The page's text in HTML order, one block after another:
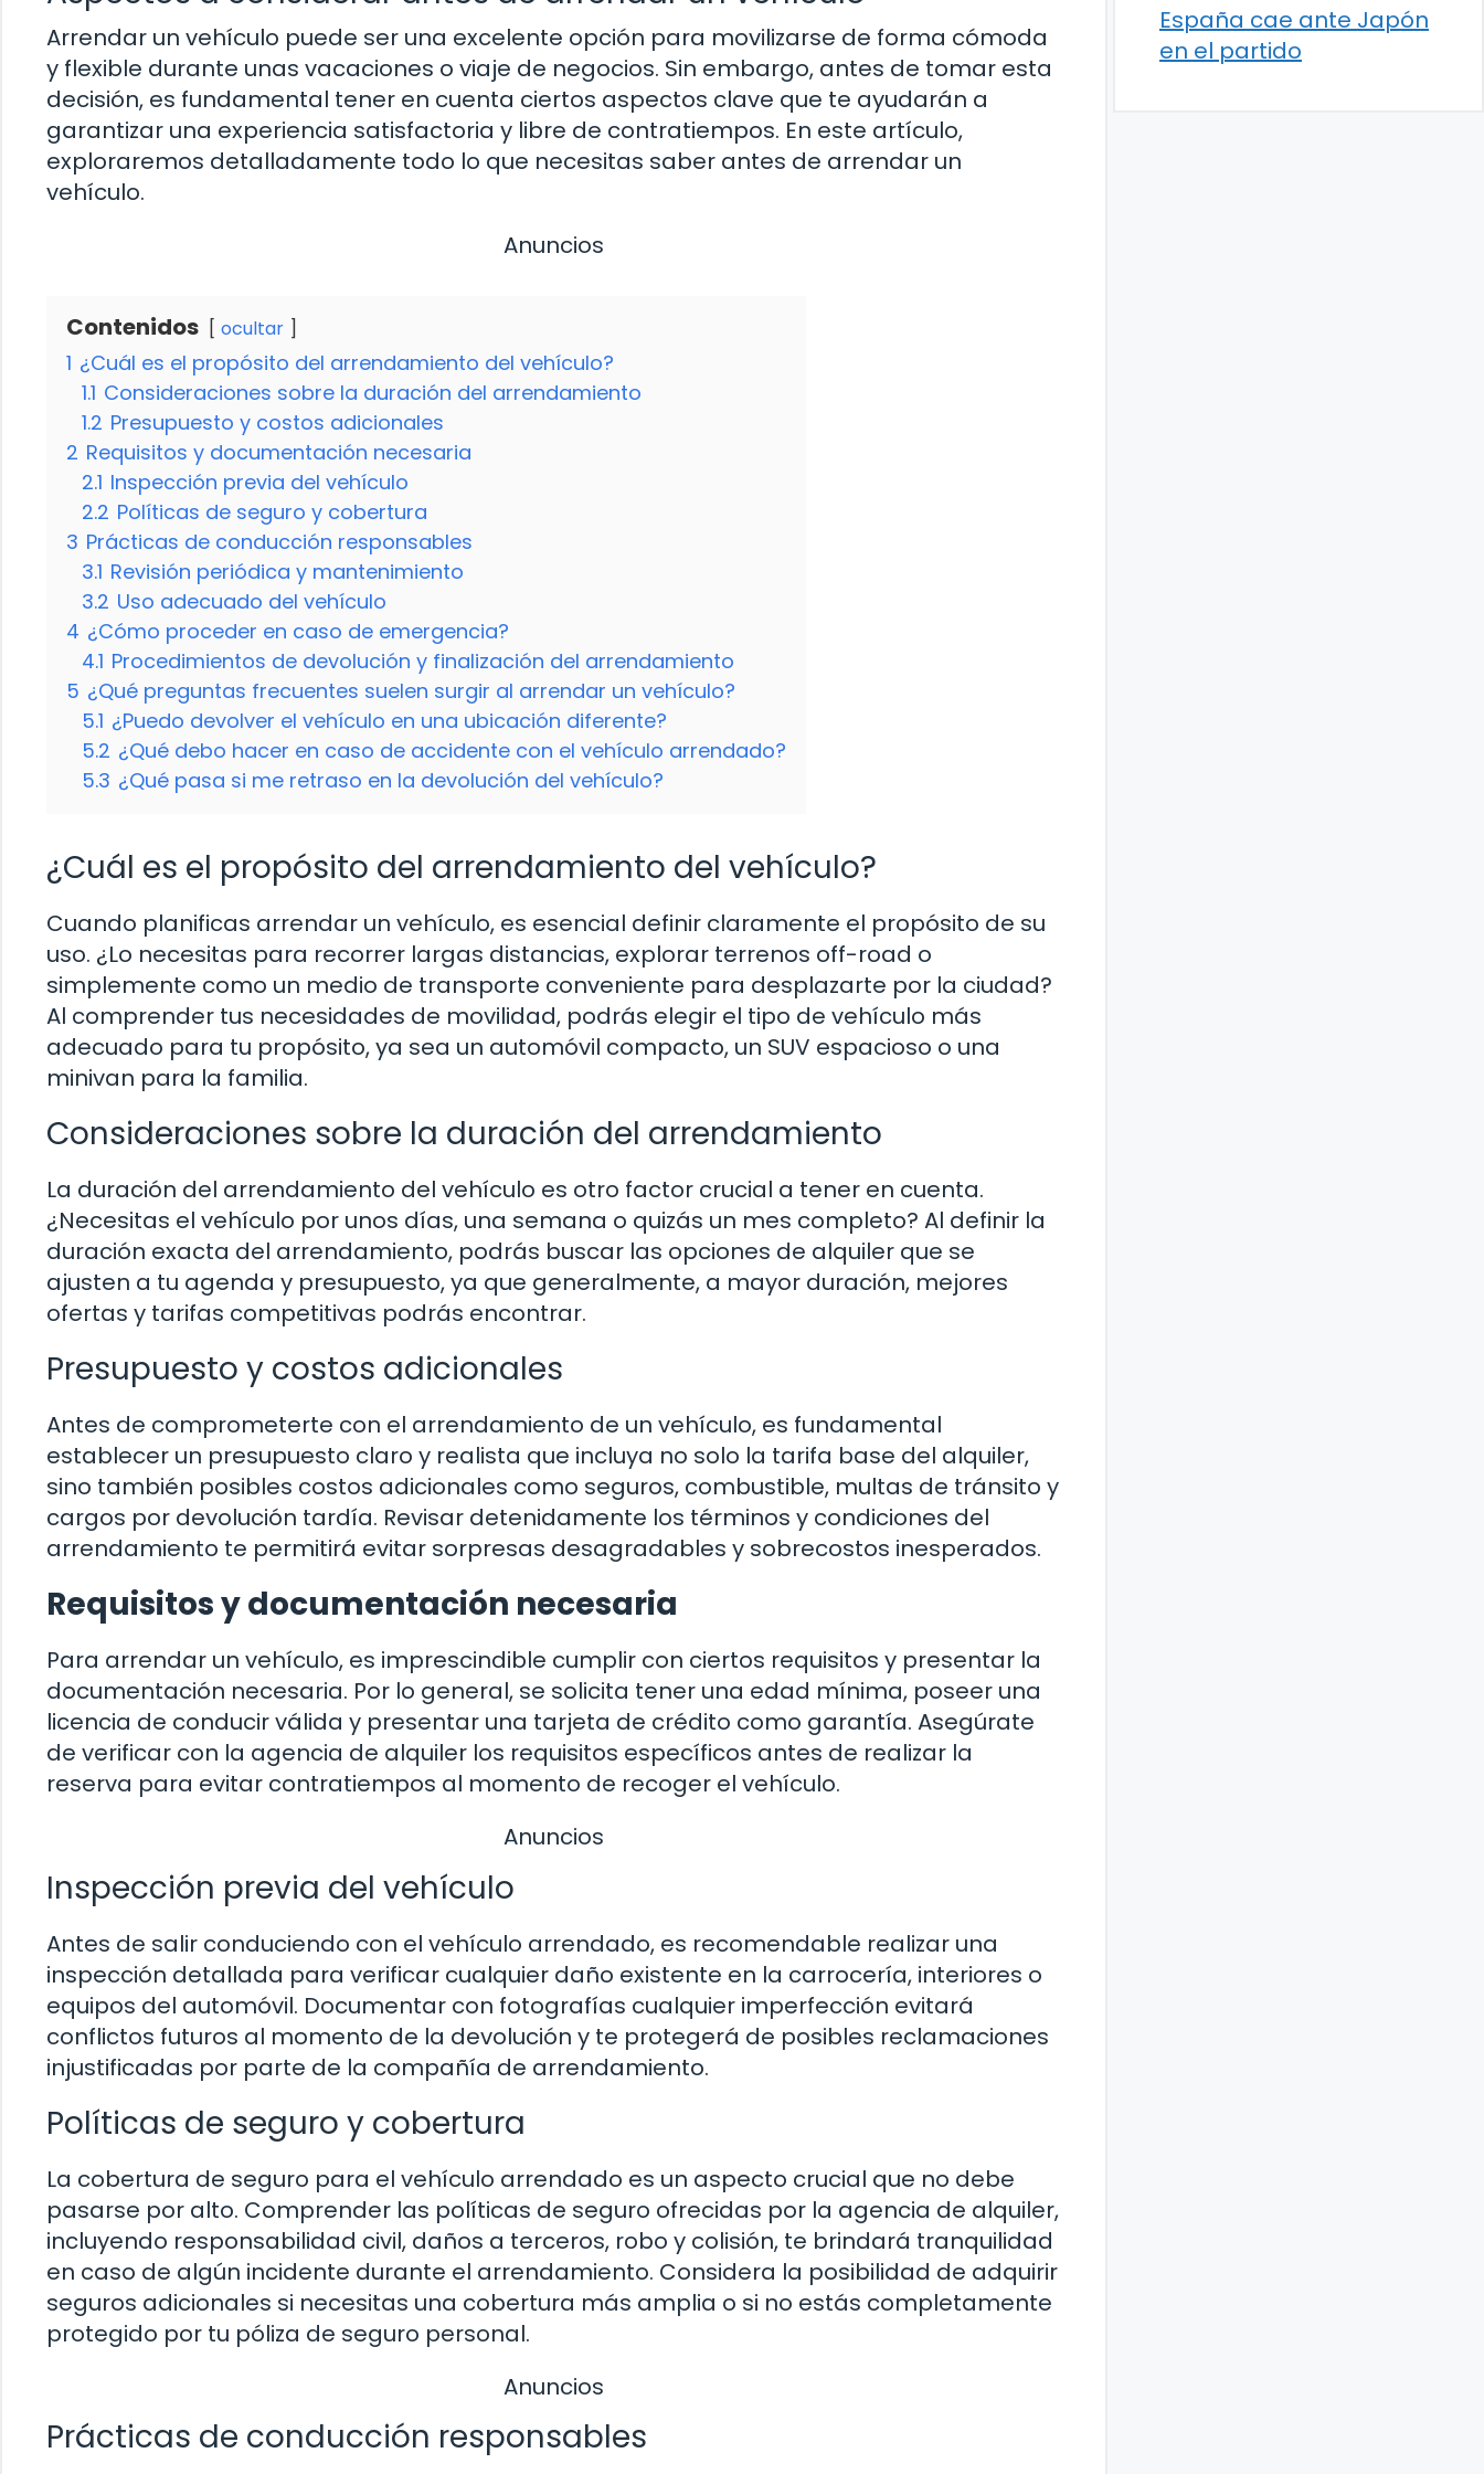
Arrendar un vehículo puede ser una excelente opción para movilizarse de forma cómoda
y flexible durante unas vacaciones o viaje de negocios. Sin embargo, antes de tomar esta
decisión, es fundamental tener en cuenta ciertos aspectos clave que te ayudarán a
garantizar una experiencia satisfactoria y libre de contratiempos. En este artículo,
exploraremos detalladamente todo lo que necesitas saber antes de arrendar un
vehículo.
Anuncios
Contenidos ocultar
1 ¿Cuál es el propósito del arrendamiento del vehículo?
1.1 Consideraciones sobre la duración del arrendamiento
1.2 Presupuesto y costos adicionales
2 Requisitos y documentación necesaria
2.1 Inspección previa del vehículo
2.2 Políticas de seguro y cobertura
3 Prácticas de conducción responsables
3.1 Revisión periódica y mantenimiento
3.2 Uso adecuado del vehículo
4 ¿Cómo proceder en caso de emergencia?
4.1 Procedimientos de devolución y finalización del arrendamiento
5 ¿Qué preguntas frecuentes suelen surgir al arrendar un vehículo?
5.1 ¿Puedo devolver el vehículo en una ubicación diferente?
5.2 ¿Qué debo hacer en caso de accidente con el vehículo arrendado?
5.3 ¿Qué pasa si me retraso en la devolución del vehículo?
¿Cuál es el propósito del arrendamiento del vehículo?
Cuando planificas arrendar un vehículo, es esencial definir claramente el propósito de su
uso. ¿Lo necesitas para recorrer largas distancias, explorar terrenos off-road o
simplemente como un medio de transporte conveniente para desplazarte por la ciudad?
Al comprender tus necesidades de movilidad, podrás elegir el tipo de vehículo más
adecuado para tu propósito, ya sea un automóvil compacto, un SUV espacioso o una
minivan para la familia.
Consideraciones sobre la duración del arrendamiento
La duración del arrendamiento del vehículo es otro factor crucial a tener en cuenta.
¿Necesitas el vehículo por unos días, una semana o quizás un mes completo? Al definir la
duración exacta del arrendamiento, podrás buscar las opciones de alquiler que se
ajusten a tu agenda y presupuesto, ya que generalmente, a mayor duración, mejores
ofertas y tarifas competitivas podrás encontrar.
Presupuesto y costos adicionales
Antes de comprometerte con el arrendamiento de un vehículo, es fundamental
establecer un presupuesto claro y realista que incluya no solo la tarifa base del alquiler,
sino también posibles costos adicionales como seguros, combustible, multas de tránsito y
cargos por devolución tardía. Revisar detenidamente los términos y condiciones del
arrendamiento te permitirá evitar sorpresas desagradables y sobrecostos inesperados.
Requisitos y documentación necesaria
Para arrendar un vehículo, es imprescindible cumplir con ciertos requisitos y presentar la
documentación necesaria. Por lo general, se solicita tener una edad mínima, poseer una
licencia de conducir válida y presentar una tarjeta de crédito como garantía. Asegúrate
de verificar con la agencia de alquiler los requisitos específicos antes de realizar la
reserva para evitar contratiempos al momento de recoger el vehículo.
Anuncios
Inspección previa del vehículo
Antes de salir conduciendo con el vehículo arrendado, es recomendable realizar una
inspección detallada para verificar cualquier daño existente en la carrocería, interiores o
equipos del automóvil. Documentar con fotografías cualquier imperfección evitará
conflictos futuros al momento de la devolución y te protegerá de posibles reclamaciones
injustificadas por parte de la compañía de arrendamiento.
Políticas de seguro y cobertura
La cobertura de seguro para el vehículo arrendado es un aspecto crucial que no debe
pasarse por alto. Comprender las políticas de seguro ofrecidas por la agencia de alquiler,
incluyendo responsabilidad civil, daños a terceros, robo y colisión, te brindará tranquilidad
en caso de algún incidente durante el arrendamiento. Considera la posibilidad de adquirir
seguros adicionales si necesitas una cobertura más amplia o si no estás completamente
protegido por tu póliza de seguro personal.
Anuncios
Prácticas de conducción responsables
España cae ante Japón
en el partido